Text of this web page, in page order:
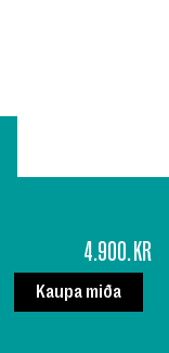
4.900. KR
Kaupa miða